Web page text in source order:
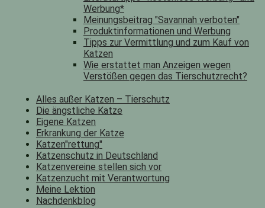
Werbung*
Meinungsbeitrag "Savannah verboten"
Produktinformationen und Werbung
Tipps zur Vermittlung und zum Kauf von
Katzen
Wie erstattet man Anzeigen wegen
Verstößen gegen das Tierschutzrecht?
Alles außer Katzen – Tierschutz
Die ängstliche Katze
Eigene Katzen
Erkrankung der Katze
Katzen"rettung"
Katzenschutz in Deutschland
Katzenvereine stellen sich vor
Katzenzucht mit Verantwortung
Meine Lektion
Nachdenkblog